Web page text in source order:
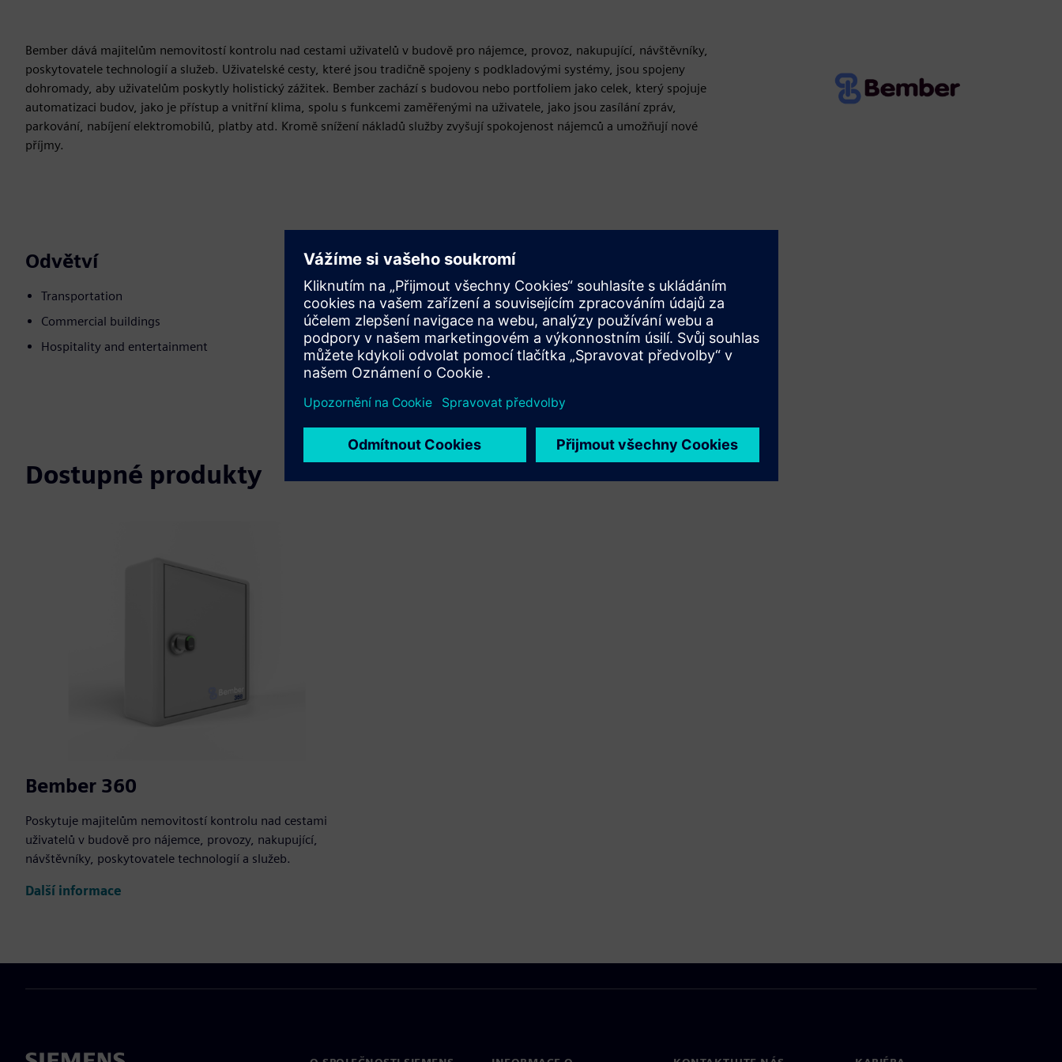
Bember dává majitelům nemovitostí kontrolu nad cestami uživatelů v budově pro nájemce, provoz, nakupující, návštěvníky,
poskytovatele technologií a služeb. Uživatelské cesty, které jsou tradičně spojeny s podkladovými systémy, jsou spojeny
dohromady, aby uživatelům poskytly holistický zážitek. Bember zachází s budovou nebo portfoliem jako celek, který spojuje
automatizaci budov, jako je přístup a vnitřní klima, spolu s funkcemi zaměřenými na uživatele, jako jsou zasílání zpráv,
parkování, nabíjení elektromobilů, platby atd. Kromě snížení nákladů služby zvyšují spokojenost nájemců a umožňují nové
příjmy.
Odvětví
Transportation
Commercial buildings
Hospitality and entertainment
Pohyb
Build
Rozšiřuje produkt/řešení Siemens Xcelerator nebo na nich
staví vytvořením nového produktu nebo vytváří nové
řešení pro zákazníky integrací produktu Siemens
Xcelerator a vlastního produktu
Dostupné produkty
Bember 360
Poskytuje majitelům nemovitostí kontrolu nad cestami
uživatelů v budově pro nájemce, provozy, nakupující,
návštěvníky, poskytovatele technologií a služeb.
Další informace